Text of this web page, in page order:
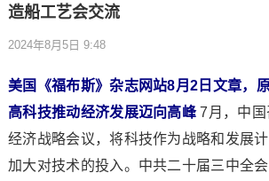
造船工艺会交流
2024年8月5日 9:48
美国《福布斯》杂志网站8月2日文章，
高科技推动经济发展迈向高峰7月，中国
经济战略会议，将科技作为战略和发展
加大对技术的投入。中共二十届三中全